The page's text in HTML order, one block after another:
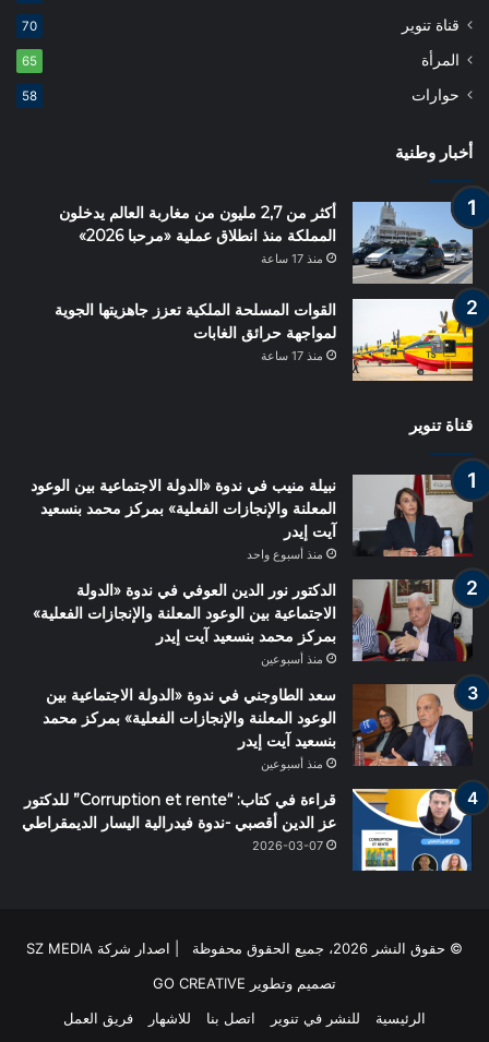
قناة تنوير 70
المرأة 65
حوارات 58
أخبار وطنية
أكثر من 2,7 مليون من مغاربة العالم يدخلون
المملكة منذ انطلاق عملية «مرحبا 2026»
منذ 17 ساعة
القوات المسلحة الملكية تعزز جاهزيتها الجوية
لمواجهة حرائق الغابات
منذ 17 ساعة
قناة تنوير
نبيلة منيب في ندوة «الدولة الاجتماعية بين الوعود
المعلنة والإنجازات الفعلية» بمركز محمد بنسعيد
آيت إيدر
منذ أسبوع واحد
الدكتور نور الدين العوفي في ندوة «الدولة
الاجتماعية بين الوعود المعلنة والإنجازات الفعلية»
بمركز محمد بنسعيد آيت إيدر
منذ أسبوعين
سعد الطاوجني في ندوة «الدولة الاجتماعية بين
الوعود المعلنة والإنجازات الفعلية» بمركز محمد
بنسعيد آيت إيدر
منذ أسبوعين
قراءة في كتاب: “Corruption et rente” للدكتور
عز الدين أقصبي -ندوة فيدرالية اليسار الديمقراطي
2026-03-07
© حقوق النشر 2026، جميع الحقوق محفوظة | اصدار شركة SZ MEDIA
تصميم وتطوير GO CREATIVE
الرئيسية
للنشر في تنوير اتصل بنا للاشهار فريق العمل